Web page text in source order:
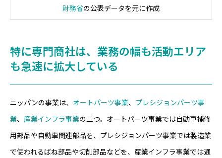
財務省の公表データを元に作成
特に専門商社は、業務の幅も活動エリア
も急速に拡大している
ニッパンの事業は、 オートパーツ事業、 プレシジョンパーツ事
業、 産業インフラ事業の三つ。オートパーツ事業では自動車補修
用部品や自動車関連部品を、プレシジョンパーツ事業では製造業
で使われるばね部品や切削部品などを、産業インフラ事業では通